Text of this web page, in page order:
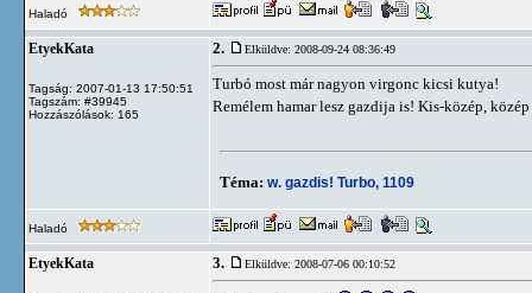
Haladó
EtyekKata
Tagság: 2007-01-13 17:50:51
Tagszám: #39945
Hozzászólások: 165
2. Elküldve: 2008-09-24 08:36:49
Turbó most már nagyon virgonc kicsi kutya!
Remélem hamar lesz gazdija is! Kis-közép,
Téma: w. gazdis! Turbo, 1109
Haladó
EtyekKata 3. Elküldve: 2008-07-06 00:10:52